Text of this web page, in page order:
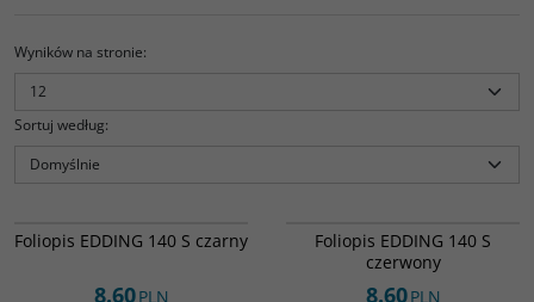
Wyników na stronie:
Sortuj według:
Foliopis EDDING 140 S czarny
8.60PLN
Foliopis EDDING 140 S
czerwony
8.60PLN